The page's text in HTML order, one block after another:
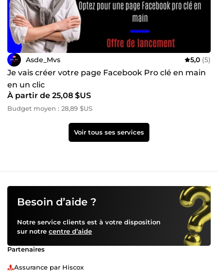
Asde_Mvs 5,0 (5)
Je vais créer votre page Facebook Pro clé en main
en un clic
À partir de 25,08 $US
Budget moyen : 28,89 $US
Voir tous ses services
Besoin d’aide ?
Notre service clients est à votre disposition
sur notre centre d’aide
Partenaires
Assurance par Hiscox